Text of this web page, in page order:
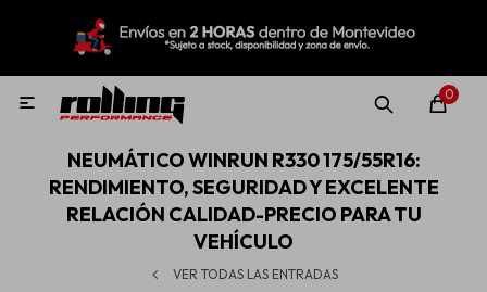
0

NEUMÁTICO WINRUN R330 175/55R16:
RENDIMIENTO, SEGURIDAD Y EXCELENTE
RELACIÓN CALIDAD-PRECIO PARA TU
VEHÍCULO
VER TODAS LAS ENTRADAS
MI CUENTA
Nuevo! Rolling Repuestos
Neumáticos